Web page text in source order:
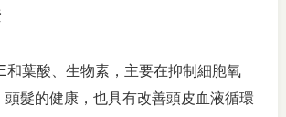
和葉酸、生物素，主要在抑制細胞氧
頭髮的健康，也具有改善頭皮血液循環